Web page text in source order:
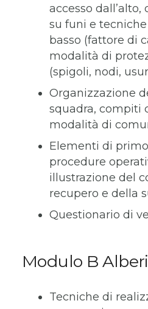
accesso dall’alto,
su funi e
basso (fattore di
modalità di
(spigoli, nodi,
Organizzazione
squadra, compiti
modalità di
Elementi di
procedure
illustrazione del
recupero e della
Questionario di
Modulo B
Tecniche di